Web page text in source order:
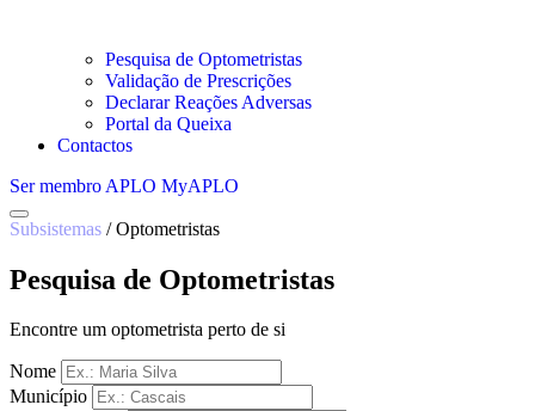
Pesquisa de Optometristas
Validação de Prescrições
Declarar Reações Adversas
Portal da Queixa
Contactos
Ser membro APLO MyAPLO
Subsistemas / Optometristas
Pesquisa de Optometristas
Encontre um optometrista perto de si
Nome
Município